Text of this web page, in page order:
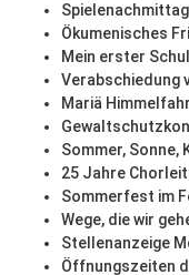
Spielenachmittag
Ökumenisches
Mein erster
Verabschiedung
Mariä
Sommer,
25 Jahre
Sommerfest im
Wege, die wir
Stellenanzeige
Öffnungszeiten